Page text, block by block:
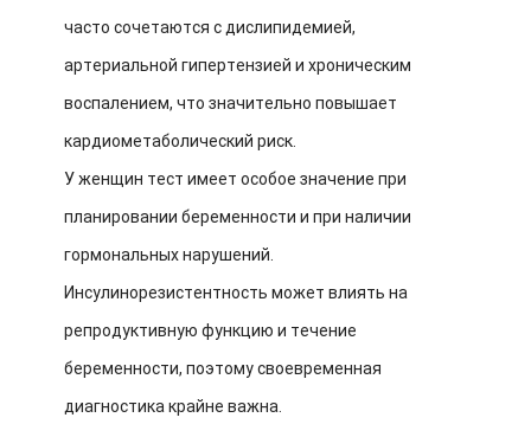
часто сочетаются с дислипидемией,
артериальной гипертензией и хроническим
воспалением, что значительно повышает
кардиометаболический риск.
У женщин тест имеет особое значение при
планировании беременности и при наличии
гормональных нарушений.
Инсулинорезистентность может влиять на
репродуктивную функцию и течение
беременности, поэтому своевременная
диагностика крайне важна.